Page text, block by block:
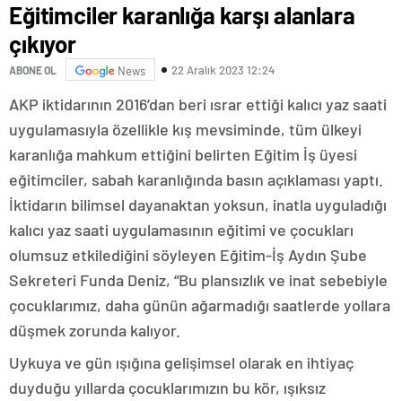
Eğitimciler karanlığa karşı alanlara
çıkıyor
ABONE OL News 22 Aralık 2023 12:24
AKP iktidarının 2016’dan beri ısrar ettiği kalıcı yaz saati
uygulamasıyla özellikle kış mevsiminde, tüm ülkeyi
karanlığa mahkum ettiğini belirten Eğitim İş üyesi
eğitimciler, sabah karanlığında basın açıklaması yaptı.
İktidarın bilimsel dayanaktan yoksun, inatla uyguladığı
kalıcı yaz saati uygulamasının eğitimi ve çocukları
olumsuz etkilediğini söyleyen Eğitim-İş Aydın Şube
Sekreteri Funda Deniz, “Bu plansızlık ve inat sebebiyle
çocuklarımız, daha günün ağarmadığı saatlerde yollara
düşmek zorunda kalıyor.
Uykuya ve gün ışığına gelişimsel olarak en ihtiyaç
duyduğu yıllarda çocuklarımızın bu kör, ışıksız